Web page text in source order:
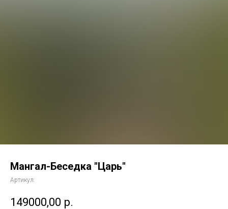
Мангал-Беседка "Царь"
Артикул:
149000,00 р.